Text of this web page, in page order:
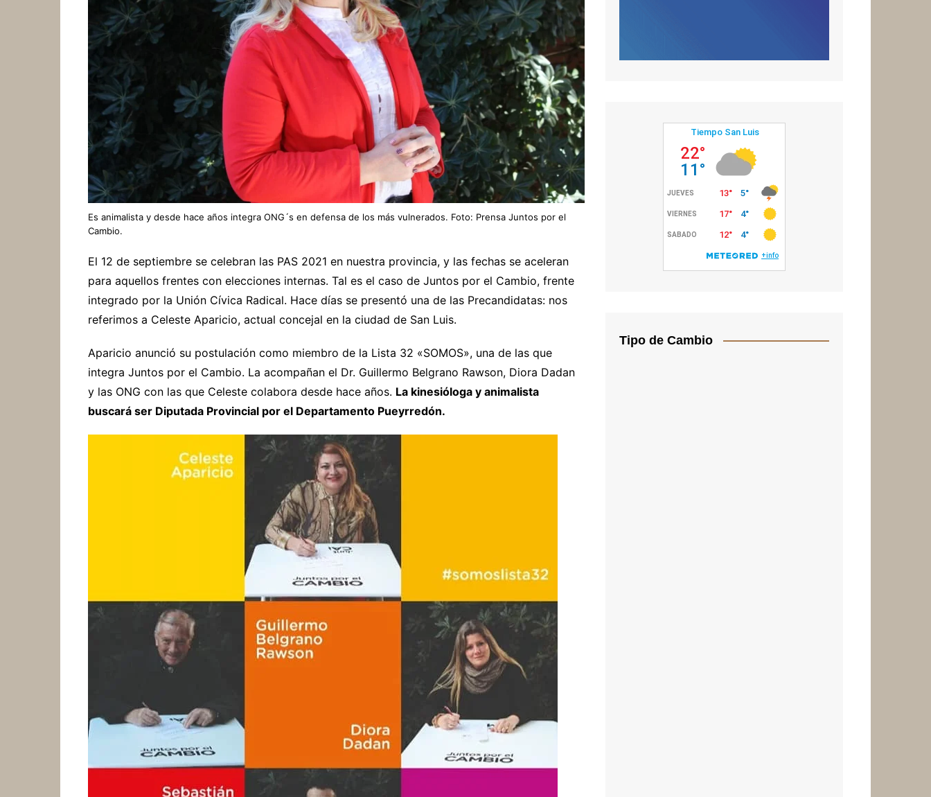
Es animalista y desde hace años integra ONG´s en defensa de los más vulnerados. Foto: Prensa Juntos por el
Cambio.
El 12 de septiembre se celebran las PAS 2021 en nuestra provincia, y las fechas se aceleran
para aquellos frentes con elecciones internas. Tal es el caso de Juntos por el Cambio, frente
integrado por la Unión Cívica Radical. Hace días se presentó una de las Precandidatas: nos
referimos a Celeste Aparicio, actual concejal en la ciudad de San Luis.
Aparicio anunció su postulación como miembro de la Lista 32 «SOMOS», una de las que
integra Juntos por el Cambio. La acompañan el Dr. Guillermo Belgrano Rawson, Diora Dadan
y las ONG con las que Celeste colabora desde hace años. La kinesióloga y animalista
buscará ser Diputada Provincial por el Departamento Pueyrredón.
Tipo de Cambio